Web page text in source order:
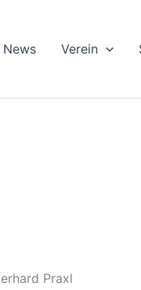
News Verein
Praxl